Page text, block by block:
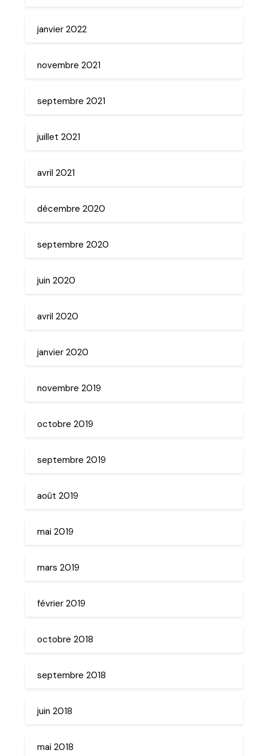
janvier 2022
novembre 2021
septembre 2021
juillet 2021
avril 2021
décembre 2020
septembre 2020
juin 2020
avril 2020
janvier 2020
novembre 2019
octobre 2019
septembre 2019
août 2019
mai 2019
mars 2019
février 2019
octobre 2018
septembre 2018
juin 2018
mai 2018